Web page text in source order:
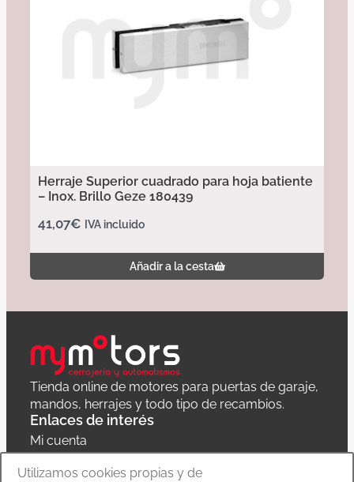
Herraje Superior cuadrado para hoja batiente
– Inox. Brillo Geze 180439
41,07€ IVA incluido
Añadir a la cesta
Tienda online de motores para puertas de garaje,
mandos, herrajes y todo tipo de recambios.
Enlaces de interés
Mi cuenta
Política de privacidad
Utilizamos cookies propias y de